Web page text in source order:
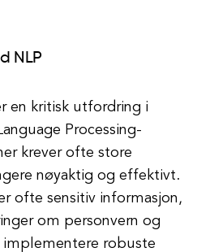
NLP
en kritisk utfordring i
Processing-
krever ofte store
nøyaktig og effektivt.
ofte sensitiv informasjon,
om personvern og
implementere robuste